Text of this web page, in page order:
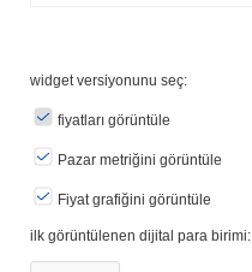
widget versiyonunu seç:
fiyatları görüntüle
Pazar metriğini görüntüle
Fiyat grafiğini görüntüle
ilk görüntülenen dijital para birimi: